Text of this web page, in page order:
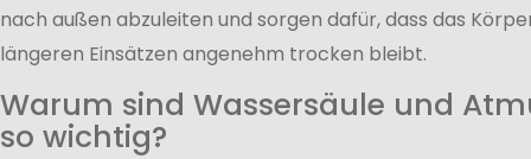
nach außen abzuleiten und sorgen dafür, dass das
längeren Einsätzen angenehm trocken bleibt.
Warum sind Wassersäule und
so wichtig?